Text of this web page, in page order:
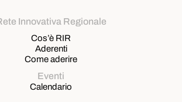
Innovativa Regionale
Cos’è RIR
Aderenti
Come aderire
Eventi
Calendario